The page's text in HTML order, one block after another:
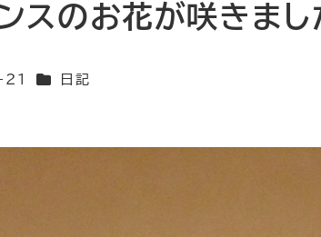
スのお花が咲きまし
カテゴリー
日記